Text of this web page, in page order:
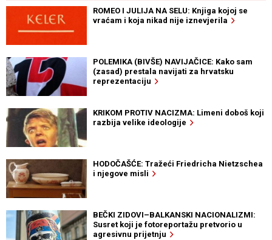
ROMEO I JULIJA NA SELU: Knjiga kojoj se
vraćam i koja nikad nije iznevjerila
POLEMIKA (BIVŠE) NAVIJAČICE: Kako sam
(zasad) prestala navijati za hrvatsku
reprezentaciju
KRIKOM PROTIV NACIZMA: Limeni doboš koji
razbija velike ideologije
HODOČAŠĆE: Tražeći Friedricha Nietzschea
i njegove misli
BEČKI ZIDOVI–BALKANSKI NACIONALIZMI:
Susret koji je fotoreportažu pretvorio u
agresivnu prijetnju